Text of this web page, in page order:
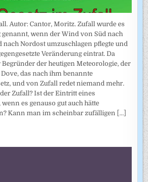
Autor: Cantor, Moritz. Zufall wurde es
wenn der Wind von Süd nach
nach Nordost umzuschlagen pflegte und
Veränderung eintrat. Da
der heutigen Meteorologie, der
das nach ihm benannte
und von Zufall redet niemand mehr.
Zufall? Ist der Eintritt eines
es genauso gut auch hätte
Kann man im scheinbar zufälligen [...]